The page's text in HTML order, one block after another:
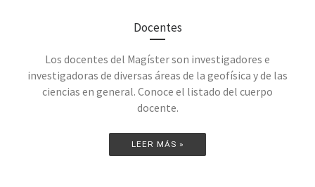
Docentes
Los docentes del Magíster son investigadores e
investigadoras de diversas áreas de la geofísica y de las
ciencias en general. Conoce el listado del cuerpo
docente.
LEER MÁS »